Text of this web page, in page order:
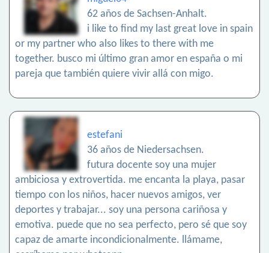
62 años de Sachsen-Anhalt.
i like to find my last great love in spain
or my partner who also likes to there with me
together. busco mi último gran amor en españa o mi
pareja que también quiere vivir allá con migo.
estefani
36 años de Niedersachsen.
futura docente soy una mujer
ambiciosa y extrovertida. me encanta la playa, pasar
tiempo con los niños, hacer nuevos amigos, ver
deportes y trabajar... soy una persona cariñosa y
emotiva. puede que no sea perfecto, pero sé que soy
capaz de amarte incondicionalmente. llámame,